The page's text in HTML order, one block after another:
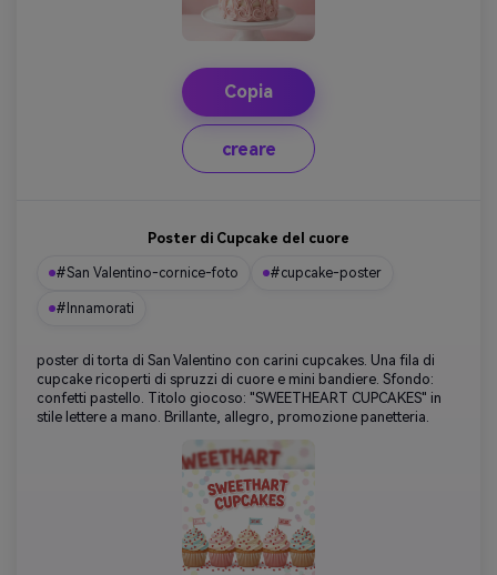
Copia
creare
Poster di Cupcake del cuore
#San Valentino-cornice-foto #cupcake-poster
#Innamorati
poster di torta di San Valentino con carini cupcakes. Una fila di
cupcake ricoperti di spruzzi di cuore e mini bandiere. Sfondo:
confetti pastello. Titolo giocoso: "SWEETHEART CUPCAKES" in
stile lettere a mano. Brillante, allegro, promozione panetteria.